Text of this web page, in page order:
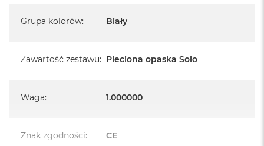
Grupa kolorów: Biały
Zawartość zestawu: Pleciona opaska Solo
Waga: 1.000000
Znak zgodności: CE